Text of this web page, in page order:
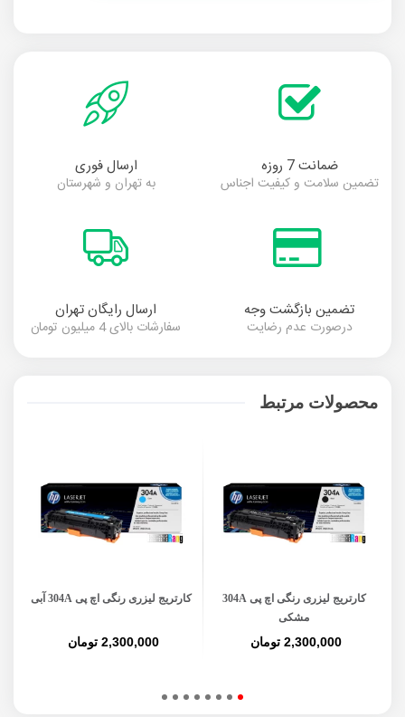
ضمانت 7 روزه
تضمین سلامت و کیفیت اجناس
ارسال فوری
به تهران و شهرستان
تضمین بازگشت وجه
درصورت عدم رضایت
ارسال رایگان تهران
سفارشات بالای 4 میلیون تومان
محصولات مرتبط
کارتریج لیزری رنگی اچ پی 304A
مشکی
2,300,000 تومان
کارتریج لیزری رنگی اچ پی 304A آبی
2,300,000 تومان